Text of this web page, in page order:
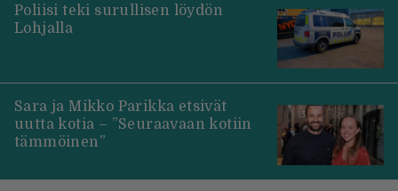
Poliisi teki surullisen löydön
Lohjalla
Sara ja Mikko Parikka etsivät
uutta kotia – ”Seuraavaan kotiin
tämmöinen”